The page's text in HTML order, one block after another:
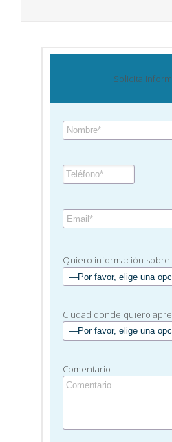
Solicita
Quiero información
Ciudad donde quiero
Comentario